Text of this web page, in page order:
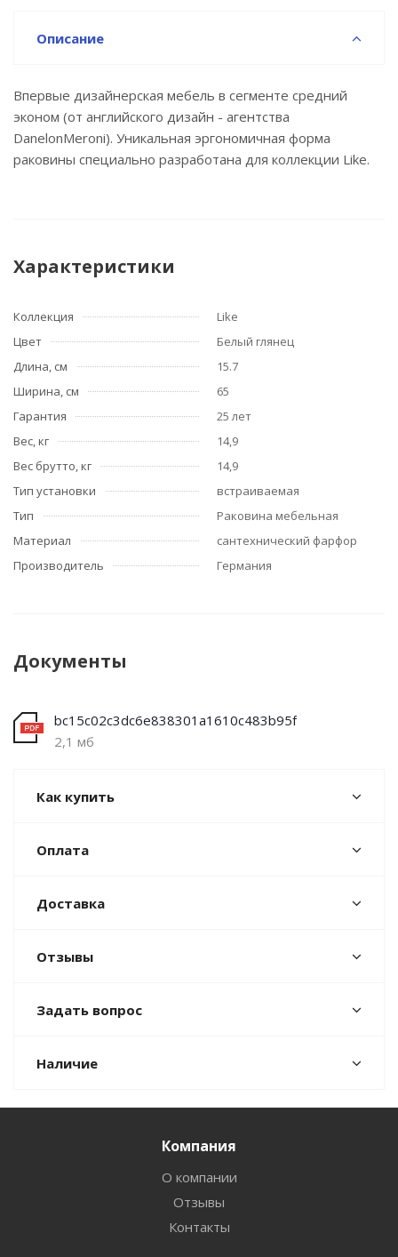
Описание
Впервые дизайнерская мебель в сегменте средний
эконом (от английского дизайн - агентства
DanelonMeroni). Уникальная эргономичная форма
раковины специально разработана для коллекции Like.
Характеристики
Коллекция
Like
Цвет
Белый глянец
Длина, см
15.7
Ширина, см
65
Гарантия
25 лет
Вес, кг
14,9
Вес брутто, кг
14,9
Тип установки
встраиваемая
Тип
Раковина мебельная
Материал
сантехнический фарфор
Производитель
Германия
Документы
bc15c02c3dc6e838301a1610c483b95f
2,1 мб
Как купить
Оплата
Доставка
Отзывы
Задать вопрос
Наличие
Компания
О компании
Отзывы
Контакты